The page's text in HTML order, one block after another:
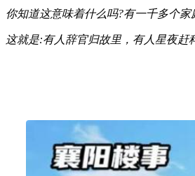
你知道这意味着什么吗?有一千多个家
这就是:有人辞官归故里，有人星夜赶